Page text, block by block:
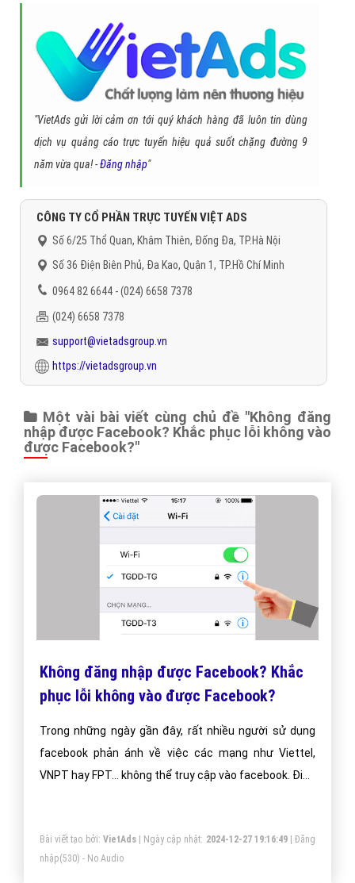
"VietAds gửi lời cảm ơn tới quý khách hàng đã luôn tin dùng
dịch vụ quảng cáo trực tuyến hiệu quả suốt chặng đường 9
năm vừa qua! -Đăng nhập"
CÔNG TY CỔ PHẦN TRỰC TUYẾN VIỆT ADS
Số 6/25 Thổ Quan, Khâm Thiên, Đống Đa, TP.Hà Nội
Số 36 Điện Biên Phủ, Đa Kao, Quận 1, TP.Hồ Chí Minh
0964 82 6644 - (024) 6658 7378
(024) 6658 7378
support@vietadsgroup.vn
https://vietadsgroup.vn
Một vài bài viết cùng chủ đề "Không đăng
nhập được Facebook? Khắc phục lỗi không vào
được Facebook?"
Không đăng nhập được Facebook? Khắc
phục lỗi không vào được Facebook?
Trong những ngày gần đây, rất nhiều người sử dụng
facebook phản ánh về việc các mạng như Viettel,
VNPT hay FPT... không thể truy cập vào facebook. Điều
Bài viết tạo bởi: VietAds| Ngày cập nhật: 2024-12-27 19:16:49|Đăng
nhập(530) - No Audio